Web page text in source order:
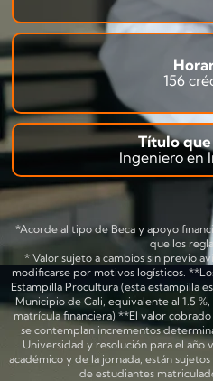
156
Título
Ingeniero en
*Acorde al tipo de Beca y apoyo
que los
* Valor sujeto a cambios sin previo
modificarse por motivos logísticos.
Estampilla Procultura (esta estampilla
Municipio de Cali, equivalente al 1.5
matrícula financiera) **El valor
se contemplan incrementos
Universidad y resolución para el
académico y de la jornada, están
de estudiantes